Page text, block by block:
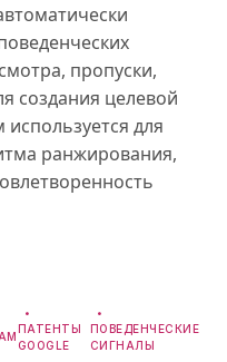
пропуски,
создания целевой
для
ранжирования,
ПАТЕНТЫ
GOOGLE
ПОВЕДЕНЧЕСКИЕ
СИГНАЛЫ